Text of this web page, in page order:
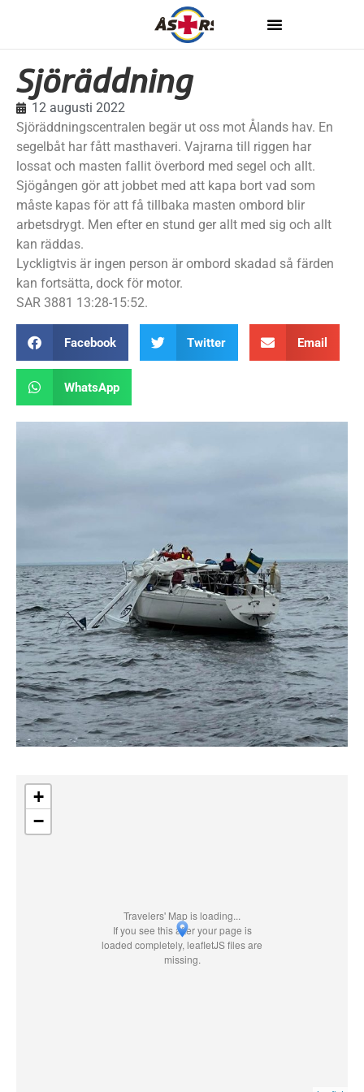
Sjöräddning
12 augusti 2022
Sjöräddningscentralen begär ut oss mot Ålands hav. En
segelbåt har fått masthaveri. Vajrarna till riggen har
lossat och masten fallit överbord med segel och allt.
Sjögången gör att jobbet med att kapa bort vad som
måste kapas för att få tillbaka masten ombord blir
arbetsdrygt. Men efter en stund ger allt med sig och allt
kan räddas.
Lyckligtvis är ingen person är ombord skadad så färden
kan fortsätta, dock för motor.
SAR 3881 13:28-15:52.
Facebook Twitter Email
WhatsApp
Travelers' Map is loading...
If you see this after your page is
loaded completely, leafletJS files are
missing.
+
−